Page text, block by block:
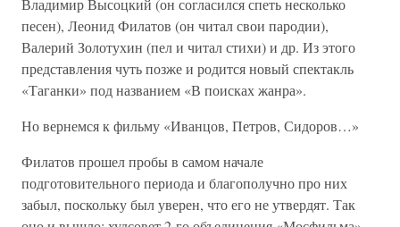
Владимир Высоцкий (он согласился спеть несколько
песен), Леонид Филатов (он читал свои пародии),
Валерий Золотухин (пел и читал стихи) и др. Из этого
представления чуть позже и родится новый спектакль
«Таганки» под названием «В поисках жанра».
Но вернемся к фильму «Иванцов, Петров, Сидоров…»
Филатов прошел пробы в самом начале
подготовительного периода и благополучно про них
забыл, поскольку был уверен, что его не утвердят. Так